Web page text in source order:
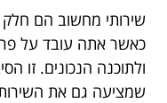
שירותי מחשוב הם
כאשר אתה עובד על
ולתוכנה הנכונים. זו
שמציעה גם את